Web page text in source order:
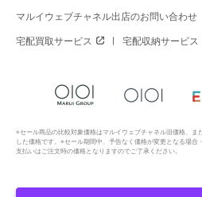
マルイウェブチャネル出店のお問い合わせ
宅配買取サービス 宅配収納サービス
※セール商品の比較対象価格はマルイウェブチャネル旧価格、
した価格です。※セール期間中、予告なく価格が変更となる場
支払いはご注文時の価格となりますのでご了承ください。